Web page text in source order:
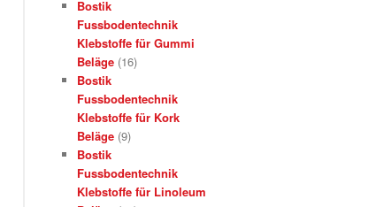
Bostik
Fussbodentechnik
Klebstoffe für Gummi
Beläge (16)
Bostik
Fussbodentechnik
Klebstoffe für Kork
Beläge (9)
Bostik
Fussbodentechnik
Klebstoffe für Linoleum